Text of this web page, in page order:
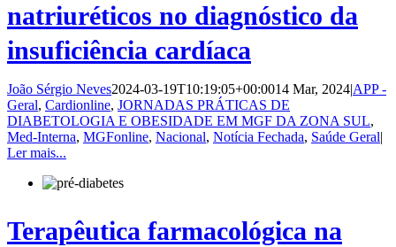
natriuréticos no diagnóstico da
insuficiência cardíaca
João Sérgio Neves2024-03-19T10:19:05+00:0014 Mar, 2024APP -
Geral, Cardionline, JORNADAS PRÁTICAS DE
DIABETOLOGIA E OBESIDADE EM MGF DA ZONA SUL,
Med-Interna, MGFonline, Nacional, Notícia Fechada, Saúde Geral
Ler mais...
Terapêutica farmacológica na